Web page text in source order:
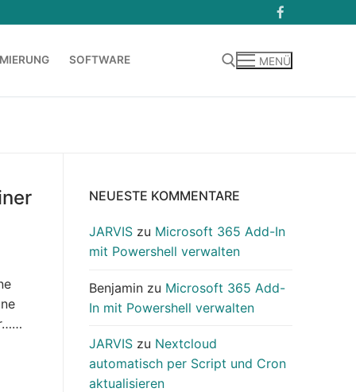
SOFTWARE MENÜ
NEUESTE KOMMENTARE
JARVIS zu Microsoft 365 Add-In
mit Powershell verwalten
Benjamin zu Microsoft 365 Add-
In mit Powershell verwalten
JARVIS zu Nextcloud
automatisch per Script und Cron
aktualisieren